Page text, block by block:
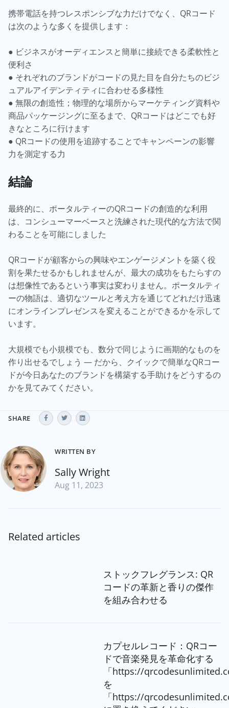
携帯電話を持つレスポンシブな力だけでなく、QRコード
は次のような多くを提供します：
● ビジネスがオーディエンスと簡単に接続できる柔軟性と
便利さ
● それぞれのブランドがコードの見た目を自分たちのビジ
ュアルアイデンティティに合わせる多様性
● 無限の創造性；物理的な場所からマーケティング資料や
商品パッケージングに至るまで、QRコードはどこでも好
きなところに行けます
● QRコードの使用を追跡することでキャンペーンの影響
力を測定する力
結論
最終的に、ポータルティーのQRコードの創造的な利用
は、コンシューマーベースと洗練された現代的な方法で関
わることを可能にしました
QRコードが顧客からの興味やエンゲージメントを築く役
割を果たせるかもしれませんが、最大の成功をもたらすの
は想像性であるという事実は変わりません。ポータルティ
ーの物語は、適切なツールと考え方を通じてどれだけ迅速
にオンラインプレゼンスを変えることができるかを示して
います。
大規模でも小規模でも、数分で同じように画期的なものを
作り出せるでしょう — だから、クイックで簡単なQRコー
ドが今日あなたのブランドを構築する手助けをどうするの
かを見てみてください。
SHARE
WRITTEN BY
Sally Wright
Aug 11, 2023
Related articles
ストックフレグランス: QR
コードの革新と香りの傑作
を組み合わせる
カプセルレコード：QRコー
ドで音楽発見を革命化する
「https://
を
「https://